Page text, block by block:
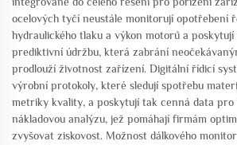
ocelových tyčí neustále monitorují opotřebení
hydraulického tlaku a výkon motorů a
prediktivní údržbu, která zabrání
prodlouží životnost zařízení. Digitální řídicí
výrobní protokoly, které sledují spotřebu
metriky kvality, a poskytují tak cenná data
nákladovou analýzu, jež pomáhají firmám
zvyšovat ziskovost. Možnost dálkového